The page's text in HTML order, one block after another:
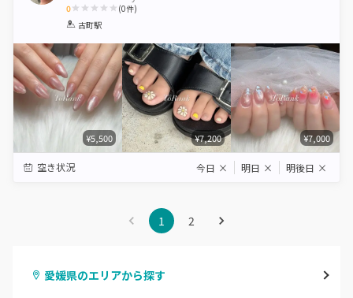
0
1 2 3 4
(0件)
古町駅
¥5,500 ¥7,200 ¥7,000
空き状況 今日 × 明日 × 明後日 ×
1 2
愛媛県のエリアから探す